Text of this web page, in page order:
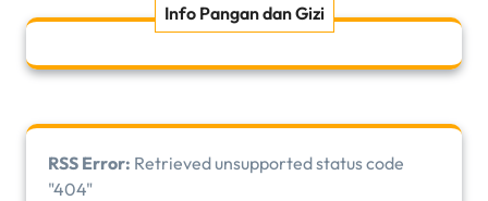
Info Pangan dan Gizi
RSS Error: Retrieved unsupported status code
"404"